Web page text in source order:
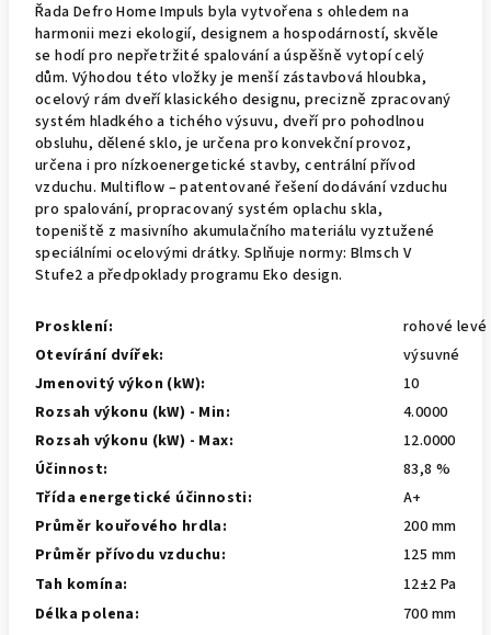
Řada Defro Home Impuls byla vytvořena s ohledem na
harmonii mezi ekologií, designem a hospodárností, skvěle
se hodí pro nepřetržité spalování a úspěšně vytopí celý
dům. Výhodou této vložky je menší zástavbová hloubka,
ocelový rám dveří klasického designu, precizně zpracovaný
systém hladkého a tichého výsuvu, dveří pro pohodlnou
obsluhu, dělené sklo, je určena pro konvekční provoz,
určena i pro nízkoenergetické stavby, centrální přívod
vzduchu. Multiflow – patentované řešení dodávání vzduchu
pro spalování, propracovaný systém oplachu skla,
topeniště z masivního akumulačního materiálu vyztužené
speciálními ocelovými drátky. Splňuje normy: Blmsch V
Stufe2 a předpoklady programu Eko design.
Prosklení:
rohové levé
Otevírání dvířek:
výsuvné
Jmenovitý výkon (kW):
10
Rozsah výkonu (kW) - Min:
4.0000
Rozsah výkonu (kW) - Max:
12.0000
Účinnost:
83,8 %
Třída energetické účinnosti:
A+
Průměr kouřového hrdla:
200 mm
Průměr přívodu vzduchu:
125 mm
Tah komína:
12±2 Pa
Délka polena:
700 mm